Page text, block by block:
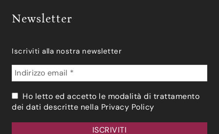
Newsletter
Iscriviti alla nostra newsletter
Ho letto ed accetto le modalità di trattamento
dei dati descritte nella Privacy Policy